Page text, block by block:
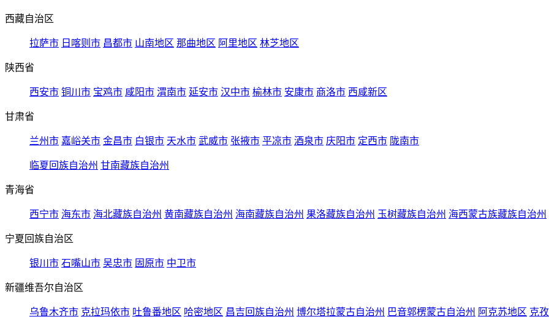
西藏自治区
拉萨市 日喀则市 昌都市 山南地区 那曲地区 阿里地区 林芝地区
陕西省
西安市 铜川市 宝鸡市 咸阳市 渭南市 延安市 汉中市 榆林市 安康市 商洛市 西咸新区
甘肃省
兰州市 嘉峪关市 金昌市 白银市 天水市 武威市 张掖市 平凉市 酒泉市 庆阳市 定西市 陇南市
临夏回族自治州 甘南藏族自治州
青海省
西宁市 海东市 海北藏族自治州 黄南藏族自治州 海南藏族自治州 果洛藏族自治州 玉树藏族自治州 海西蒙古族藏族自治州
宁夏回族自治区
银川市 石嘴山市 吴忠市 固原市 中卫市
新疆维吾尔自治区
乌鲁木齐市 克拉玛依市 吐鲁番地区 哈密地区 昌吉回族自治州 博尔塔拉蒙古自治州 巴音郭楞蒙古自治州 阿克苏地区 克